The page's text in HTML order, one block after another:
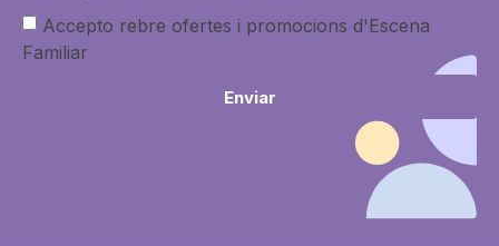
Accepto rebre ofertes i promocions d'Escena
Familiar
Enviar